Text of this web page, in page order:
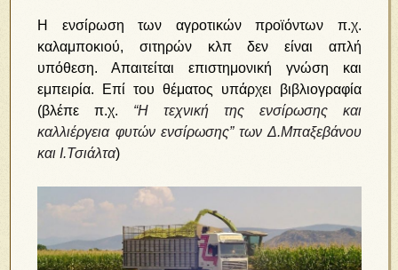
Η ενσίρωση των αγροτικών προϊόντων π.χ.
καλαμποκιού, σιτηρών κλπ δεν είναι απλή
υπόθεση. Απαιτείται επιστημονική γνώση και
εμπειρία. Επί του θέματος υπάρχει βιβλιογραφία
(βλέπε π.χ. “Η τεχνική της ενσίρωσης και
καλλιέργεια φυτών ενσίρωσης” των Δ.Μπαξεβάνου
και Ι.Τσιάλτα)